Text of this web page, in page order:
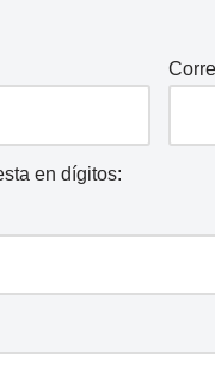
en dígitos: